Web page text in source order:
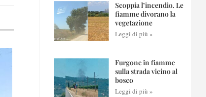
Scoppia l’incendio. Le
fiamme divorano la
vegetazione
Leggi di più »
Furgone in fiamme
sulla strada vicino al
bosco
Leggi di più »